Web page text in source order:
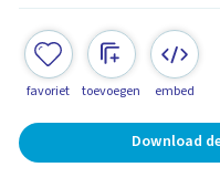
favoriet toevoegen embed
Download